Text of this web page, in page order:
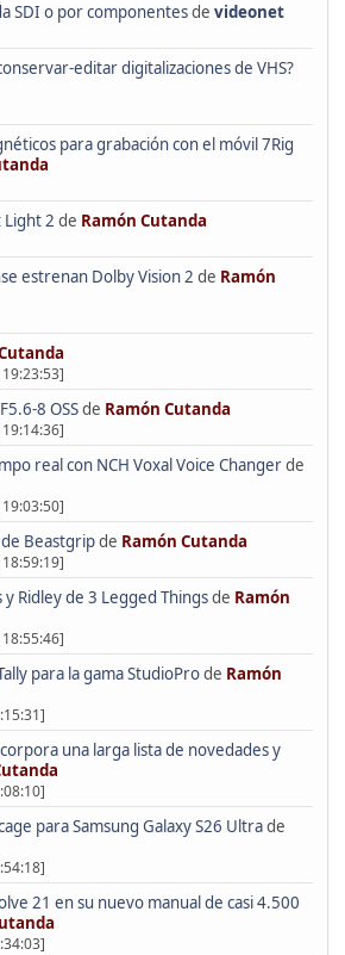
SDI o por componentesde videonet
editar digitalizaciones de VHS?
para grabación con el móvil 7Rig
Light 2 de Ramón Cutanda
estrenan Dolby Vision 2 de Ramón
8 OSSde Ramón Cutanda
real con NCH Voxal Voice Changerde
Beastgripde Ramón Cutanda
Ridley de 3 Legged Thingsde Ramón
para la gama StudioProde Ramón
una larga lista de novedades y
para Samsung Galaxy S26 Ultrade
21 en su nuevo manual de casi 4.500